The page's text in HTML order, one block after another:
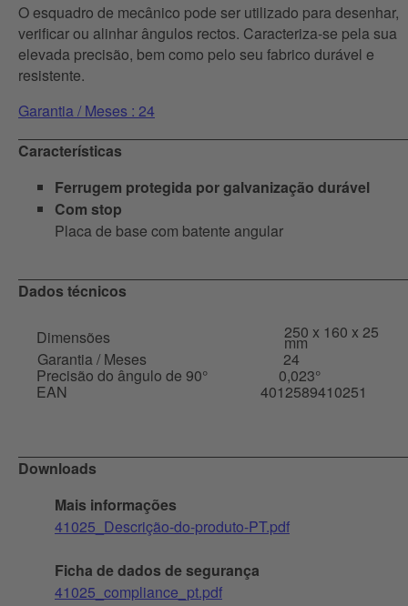
O esquadro de mecânico pode ser utilizado para desenhar,
verificar ou alinhar ângulos rectos. Caracteriza-se pela sua
elevada precisão, bem como pelo seu fabrico durável e
resistente.
Garantia / Meses : 24
Características
Ferrugem protegida por galvanização durável
Com stop
Placa de base com batente angular
Dados técnicos
Dimensões 250 x 160 x 25
mm
Garantia / Meses 24
Precisão do ângulo de 90° 0,023°
EAN 4012589410251
Downloads
Mais informações
41025_Descrição-do-produto-PT.pdf
Ficha de dados de segurança
41025_compliance_pt.pdf